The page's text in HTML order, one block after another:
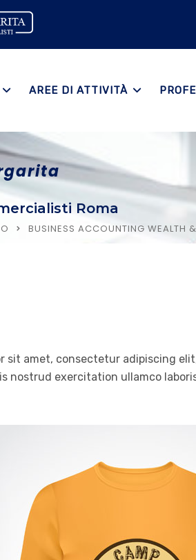
AREE DI ATTIVITÀ
Roma
BUSINESS ACCOUNTING WEALTH
sit amet, consectetur adipiscing
nostrud exercitation ullamco